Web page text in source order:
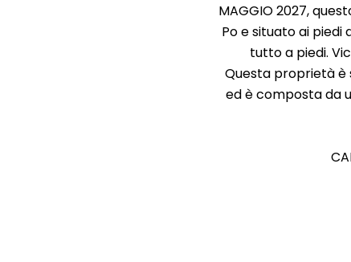
MAGGIO 2027,
Po e situato ai
tutto a piedi.
Questa proprietà è
ed è composta da